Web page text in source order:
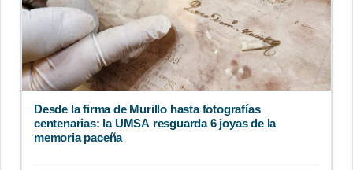
Desde la firma de Murillo hasta fotografías
centenarias: la UMSA resguarda 6 joyas de la
memoria paceña